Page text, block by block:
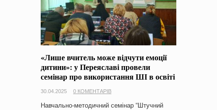
«Лише вчитель може відчути емоції
дитини»: у Переяславі провели
семінар про використання ШІ в освіті
30.04.2025 0 КОМЕНТАРІВ
Навчально-методичний семінар “Штучний